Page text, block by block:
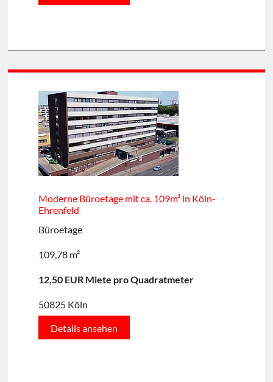
Moderne Büroetage mit ca. 109m² in Köln-
Ehrenfeld
Büroetage
109,78 m²
12,50 EUR Miete pro Quadratmeter
50825 Köln
Details ansehen